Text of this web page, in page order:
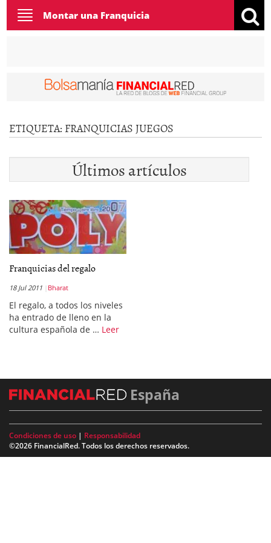
Toggle
navigation
Montar una Franquicia
ETIQUETA: FRANQUICIAS JUEGOS
Últimos artículos
Franquicias del regalo
18 Jul 2011 Bharat
El regalo, a todos los niveles
ha entrado de lleno en la
cultura española de … Leer
España
Condiciones de uso | Responsabilidad
©2026 FinancialRed. Todos los derechos reservados.